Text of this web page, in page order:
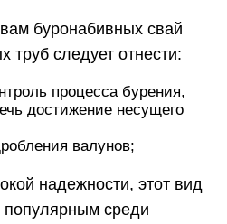
буронабивных свай
труб следует отнести:
процесса бурения,
достижение несущего
валунов;
надежности, этот вид
среди